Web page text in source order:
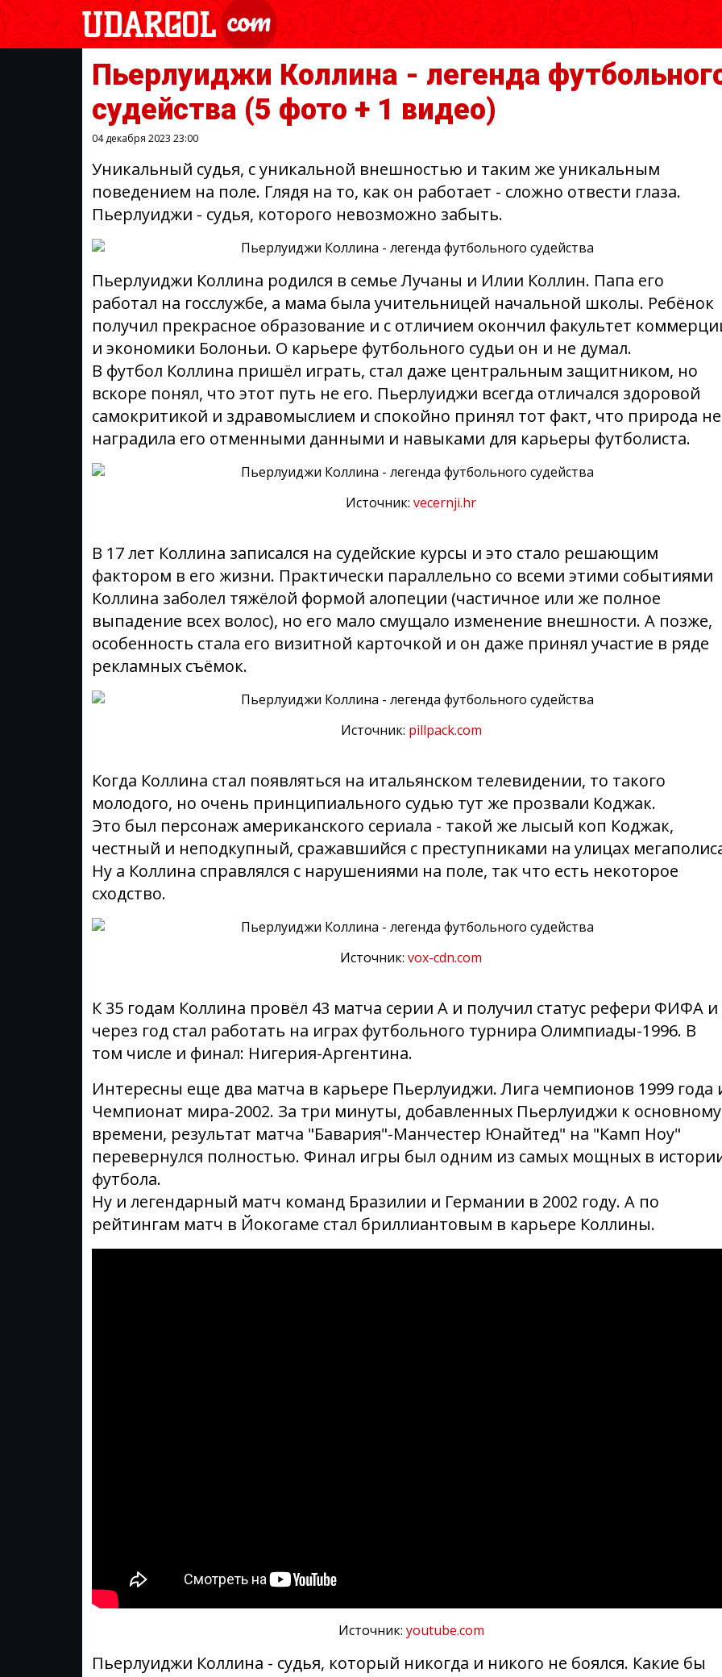
Пьерлуиджи Коллина - легенда
судейства (5 фото + 1 видео)
04 декабря 2023 23:00
Уникальный судья, с уникальной внешностью и таким же уникальным
поведением на поле. Глядя на то, как он работает - сложно отвести глаза.
Пьерлуиджи - судья, которого невозможно забыть.
Пьерлуиджи Коллина родился в семье Лучаны и Илии Коллин. Папа его
работал на госслужбе, а мама была учительницей начальной школы. Ребёнок
получил прекрасное образование и с отличием окончил факультет
и экономики Болоньи. О карьере футбольного судьи он и не думал.
В футбол Коллина пришёл играть, стал даже центральным защитником, но
вскоре понял, что этот путь не его. Пьерлуиджи всегда отличался здоровой
самокритикой и здравомыслием и спокойно принял тот факт, что природа не
наградила его отменными данными и навыками для карьеры футболиста.
Источник: vecernji.hr
В 17 лет Коллина записался на судейские курсы и это стало решающим
фактором в его жизни. Практически параллельно со всеми этими событиями
Коллина заболел тяжёлой формой алопеции (частичное или же полное
выпадение всех волос), но его мало смущало изменение внешности. А позже,
особенность стала его визитной карточкой и он даже принял участие в ряде
рекламных съёмок.
Источник: pillpack.com
Когда Коллина стал появляться на итальянском телевидении, то такого
молодого, но очень принципиального судью тут же прозвали Коджак.
Это был персонаж американского сериала - такой же лысый коп Коджак,
честный и неподкупный, сражавшийся с преступниками на улицах
Ну а Коллина справлялся с нарушениями на поле, так что есть некоторое
сходство.
Источник: vox-cdn.com
К 35 годам Коллина провёл 43 матча серии А и получил статус рефери ФИФА и
через год стал работать на играх футбольного турнира Олимпиады-1996. В
том числе и финал: Нигерия-Аргентина.
Интересны еще два матча в карьере Пьерлуиджи. Лига чемпионов 1999 года
Чемпионат мира-2002. За три минуты, добавленных Пьерлуиджи к основному
времени, результат матча "Бавария"-Манчестер Юнайтед" на "Камп Ноу"
перевернулся полностью. Финал игры был одним из самых мощных в
футбола.
Ну и легендарный матч команд Бразилии и Германии в 2002 году. А по
рейтингам матч в Йокогаме стал бриллиантовым в карьере Коллины.
Источник: youtube.com
Пьерлуиджи Коллина - судья, который никогда и никого не боялся. Какие бы